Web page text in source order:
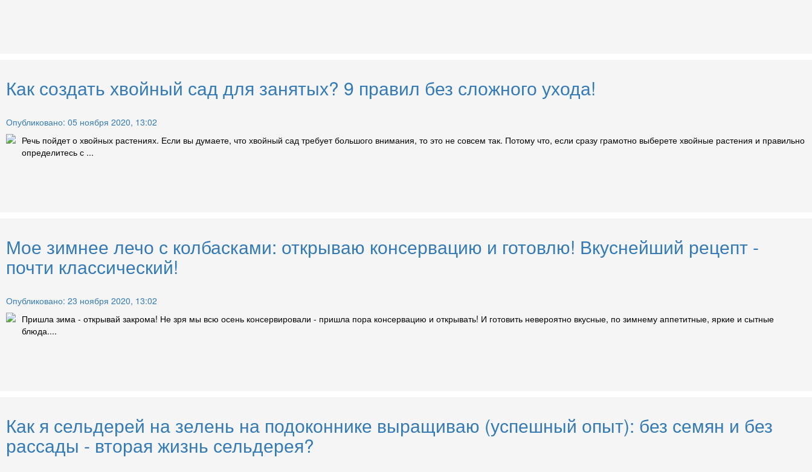
Как создать хвойный сад для занятых? 9 правил без сложного ухода!
Опубликовано: 05 ноября 2020, 13:02
Речь пойдет о хвойных растениях. Если вы думаете, что хвойный сад требует большого внимания, то это не совсем так. Потому что, если сразу грамотно выберете хвойные растения и правильно
определитесь с ...
Мое зимнее лечо с колбасками: открываю консервацию и готовлю! Вкуснейший рецепт -
почти классический!
Опубликовано: 23 ноября 2020, 13:02
Пришла зима - открывай закрома! Не зря мы всю осень консервировали - пришла пора консервацию и открывать! И готовить невероятно вкусные, по зимнему аппетитные, яркие и сытные
блюда....
Как я сельдерей на зелень на подоконнике выращиваю (успешный опыт): без семян и без
рассады - вторая жизнь сельдерея?